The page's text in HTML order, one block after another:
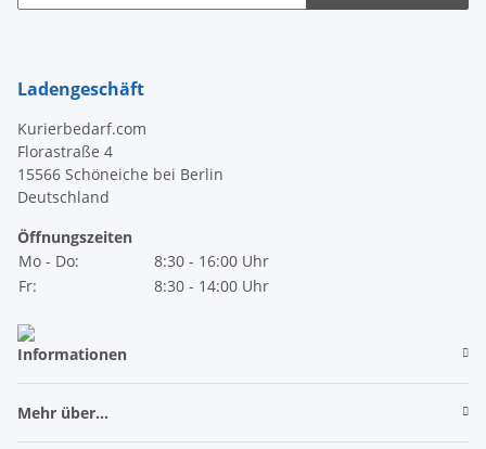
Ladengeschäft
Kurierbedarf.com
Florastraße 4
15566 Schöneiche bei Berlin
Deutschland
Öffnungszeiten
Mo - Do:
8:30 - 16:00 Uhr
Fr:
8:30 - 14:00 Uhr
Informationen
Mehr über...